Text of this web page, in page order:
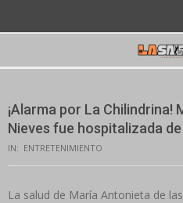
¡Alarma por La Chilindrina!
Nieves fue hospitalizada
IN: ENTRETENIMIENTO
La salud de María Antonieta de